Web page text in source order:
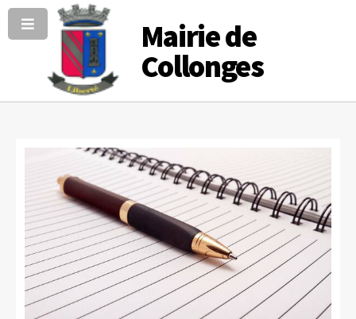
Mairie de
Collonges